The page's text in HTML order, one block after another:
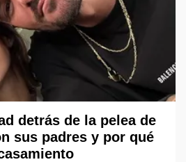
detrás de la pelea de
sus padres y por qué